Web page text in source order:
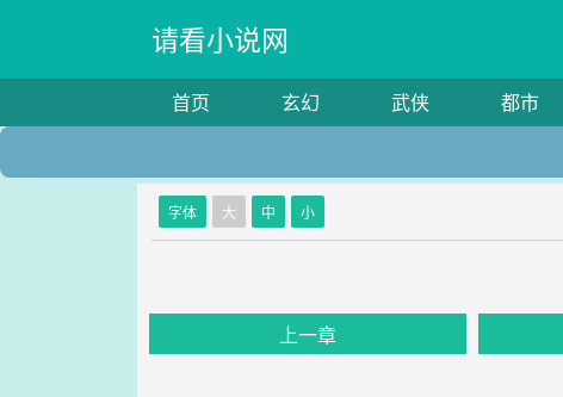
请看小说网
首页 玄幻 武侠 都市
字体 大 中 小
上一章